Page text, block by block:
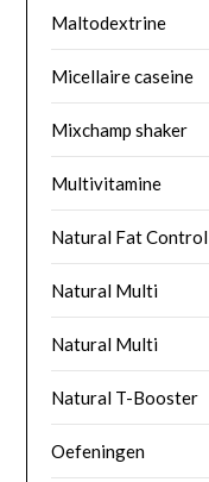
Maltodextrine
Micellaire caseine
Mixchamp shaker
Multivitamine
Natural Fat Control
Natural Multi
Natural Multi
Natural T-Booster
Oefeningen